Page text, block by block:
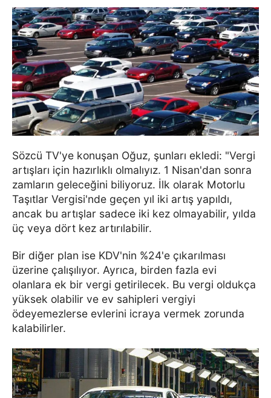
Sözcü TV'ye konuşan Oğuz, şunları ekledi: "Vergi
artışları için hazırlıklı olmalıyız. 1 Nisan'dan sonra
zamların geleceğini biliyoruz. İlk olarak Motorlu
Taşıtlar Vergisi'nde geçen yıl iki artış yapıldı,
ancak bu artışlar sadece iki kez olmayabilir, yılda
üç veya dört kez artırılabilir.
Bir diğer plan ise KDV'nin %24'e çıkarılması
üzerine çalışılıyor. Ayrıca, birden fazla evi
olanlara ek bir vergi getirilecek. Bu vergi oldukça
yüksek olabilir ve ev sahipleri vergiyi
ödeyemezlerse evlerini icraya vermek zorunda
kalabilirler.